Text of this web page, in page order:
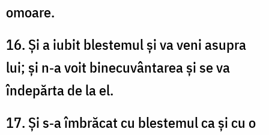
omoare.
16. Și a iubit blestemul și va veni asupra
lui; și n‑a voit binecuvântarea și se va
îndepărta de la el.
17. Și s‑a îmbrăcat cu blestemul ca și cu o